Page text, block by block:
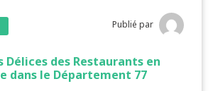
Publié par
Délices des Restaurants en
dans le Département 77